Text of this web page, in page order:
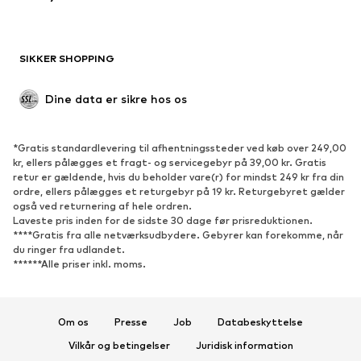
Upcycled mode
Nyheder
Trending
Sneakers
Ankelstøvler
Pumps & høje hæle
Støvler
Sandaler
Lave sko
Sportssko
SIKKER SHOPPING
Dine data er sikre hos os
*Gratis standardlevering til afhentningssteder ved køb over 249,00
kr, ellers pålægges et fragt- og servicegebyr på 39,00 kr. Gratis
retur er gældende, hvis du beholder vare(r) for mindst 249 kr fra din
ordre, ellers pålægges et returgebyr på 19 kr. Returgebyret gælder
også ved returnering af hele ordren.
Laveste pris inden for de sidste 30 dage før prisreduktionen.
****Gratis fra alle netværksudbydere. Gebyrer kan forekomme, når
du ringer fra udlandet.
******Alle priser inkl. moms.
Om os Presse Job
Databeskyttelse
Vilkår og betingelser
Juridisk information